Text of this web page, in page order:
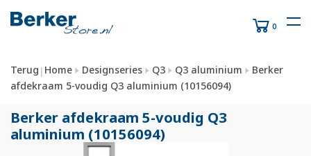
0
Terug | Home Designseries Q3 Q3 aluminium
Berker
afdekraam 5-voudig Q3 aluminium (10156094)
Berker afdekraam 5-voudig Q3
aluminium (10156094)